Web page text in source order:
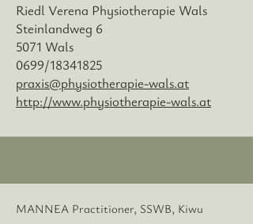
Riedl Verena Physiotherapie Wals
Steinlandweg 6
5071 Wals
0699/18341825
praxis@physiotherapie-wals.at
http://www.physiotherapie-wals.at
MANNEA Practitioner, SSWB, Kiwu